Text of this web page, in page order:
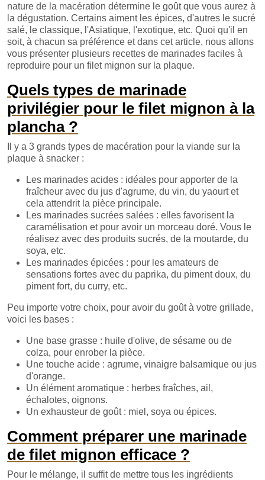
nature de la macération détermine le goût que vous aurez à
la dégustation. Certains aiment les épices, d'autres le sucré
salé, le classique, l'Asiatique, l'exotique, etc. Quoi qu'il en
soit, à chacun sa préférence et dans cet article, nous allons
vous présenter plusieurs recettes de marinades faciles à
reproduire pour un filet mignon sur la plaque.
Quels types de marinade
privilégier pour le filet mignon à la
plancha ?
Il y a 3 grands types de macération pour la viande sur la
plaque à snacker :
Les marinades acides : idéales pour apporter de la
fraîcheur avec du jus d'agrume, du vin, du yaourt et
cela attendrit la pièce principale.
Les marinades sucrées salées : elles favorisent la
caramélisation et pour avoir un morceau doré. Vous le
réalisez avec des produits sucrés, de la moutarde, du
soya, etc.
Les marinades épicées : pour les amateurs de
sensations fortes avec du paprika, du piment doux, du
piment fort, du curry, etc.
Peu importe votre choix, pour avoir du goût à votre grillade,
voici les bases :
Une base grasse : huile d'olive, de sésame ou de
colza, pour enrober la pièce.
Une touche acide : agrume, vinaigre balsamique ou jus
d'orange.
Un élément aromatique : herbes fraîches, ail,
échalotes, oignons.
Un exhausteur de goût : miel, soya ou épices.
Comment préparer une marinade
de filet mignon efficace ?
Pour le mélange, il suffit de mettre tous les ingrédients